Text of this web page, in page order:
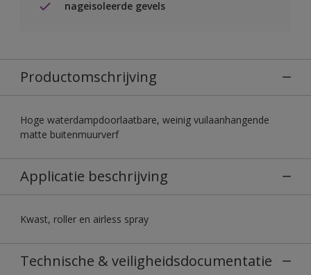
nageisoleerde gevels
Productomschrijving
Hoge waterdampdoorlaatbare, weinig vuilaanhangende
matte buitenmuurverf
Applicatie beschrijving
Kwast, roller en airless spray
Technische & veiligheidsdocumentatie